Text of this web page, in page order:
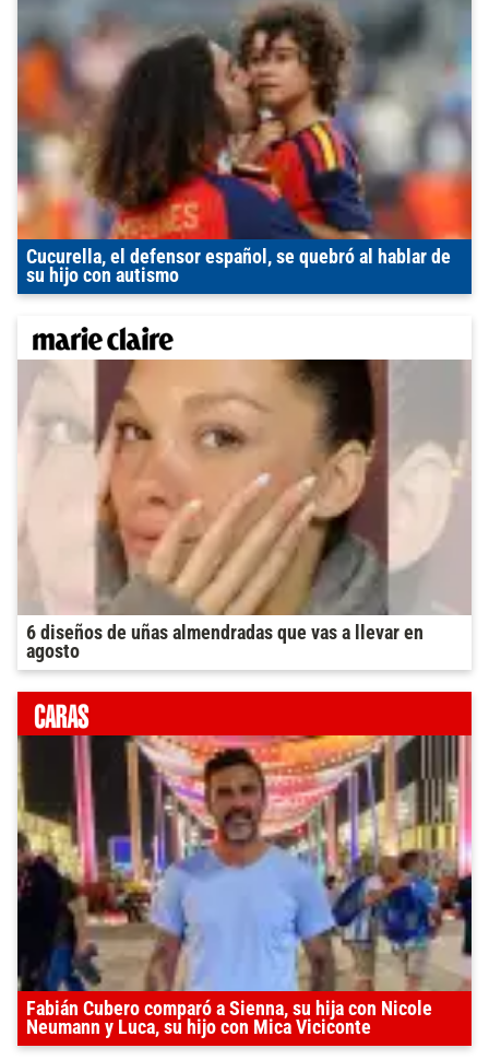
Cucurella, el defensor español, se quebró al hablar de
su hijo con autismo
6 diseños de uñas almendradas que vas a llevar en
agosto
Fabián Cubero comparó a Sienna, su hija con Nicole
Neumann y Luca, su hijo con Mica Viciconte